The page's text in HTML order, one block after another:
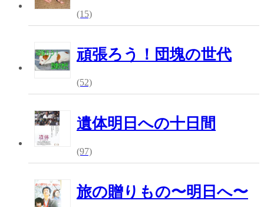
(15)
頑張ろう！団塊の世代
(52)
遺体明日への十日間
(97)
旅の贈りもの〜明日へ〜